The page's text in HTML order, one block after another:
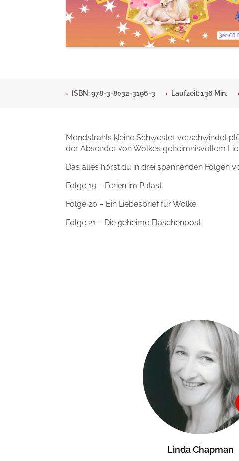
Zum Titel
Indigo Wild - Folge 1
Zum Titel
ISBN: 978-3-8032-3196-3 Laufzeit: 136 Min.
Mondstrahls kleine Schwester verschwindet
der Absender von Wolkes geheimnisvollem
Das alles hörst du in drei spannenden Folgen
Folge 19 – Ferien im Palast
Folge 20 – Ein Liebesbrief für Wolke
Folge 21 – Die geheime Flaschenpost
Linda Chapman